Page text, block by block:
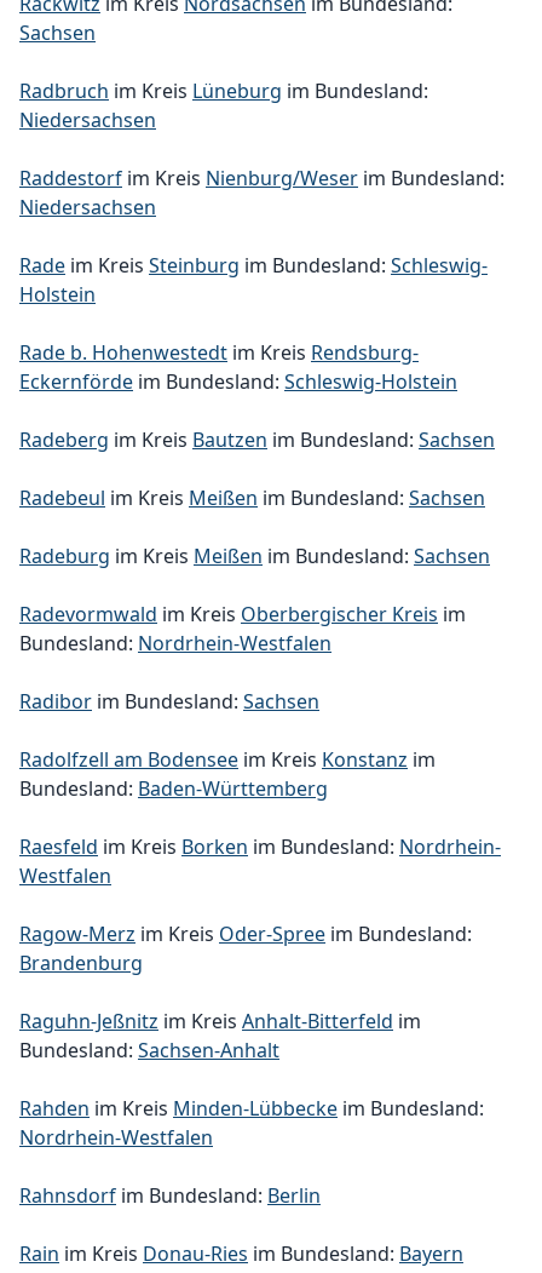
Sachsen
Radbruch im Kreis Lüneburg im Bundesland:
Niedersachsen
Raddestorf im Kreis Nienburg/Weser im Bundesland:
Niedersachsen
Rade im Kreis Steinburg im Bundesland: Schleswig-
Holstein
Rade b. Hohenwestedt im Kreis Rendsburg-
Eckernförde im Bundesland: Schleswig-Holstein
Radeberg im Kreis Bautzen im Bundesland: Sachsen
Radebeul im Kreis Meißen im Bundesland: Sachsen
Radeburg im Kreis Meißen im Bundesland: Sachsen
Radevormwald im Kreis Oberbergischer Kreis im
Bundesland: Nordrhein-Westfalen
Radibor im Bundesland: Sachsen
Radolfzell am Bodensee im Kreis Konstanz im
Bundesland: Baden-Württemberg
Raesfeld im Kreis Borken im Bundesland: Nordrhein-
Westfalen
Ragow-Merz im Kreis Oder-Spree im Bundesland:
Brandenburg
Raguhn-Jeßnitz im Kreis Anhalt-Bitterfeld im
Bundesland: Sachsen-Anhalt
Rahden im Kreis Minden-Lübbecke im Bundesland:
Nordrhein-Westfalen
Rahnsdorf im Bundesland: Berlin
Rain im Kreis Donau-Ries im Bundesland: Bayern